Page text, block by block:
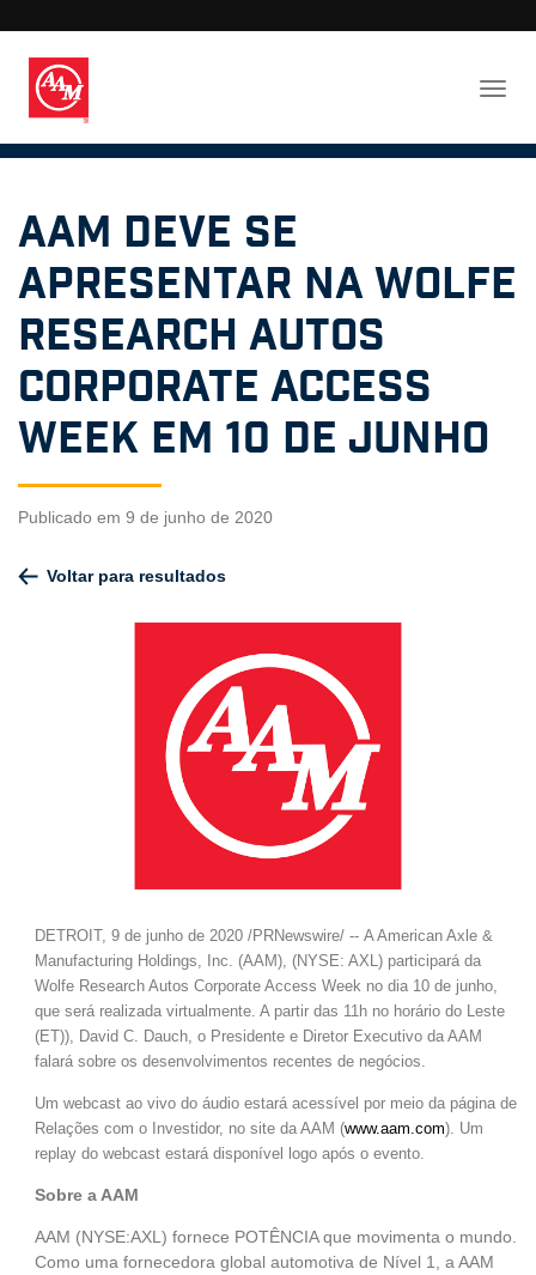
AAM deve se
apresentar na Wolfe
Research Autos
Corporate Access
Week em 10 de junho
Publicado em 9 de junho de 2020
Voltar para resultados
DETROIT, 9 de junho de 2020 /PRNewswire/ -- A American Axle &
Manufacturing Holdings, Inc. (AAM), (NYSE: AXL) participará da
Wolfe Research Autos Corporate Access Week no dia 10 de junho,
que será realizada virtualmente. A partir das 11h no horário do Leste
(ET)), David C. Dauch, o Presidente e Diretor Executivo da AAM
falará sobre os desenvolvimentos recentes de negócios.
Um webcast ao vivo do áudio estará acessível por meio da página de
Relações com o Investidor, no site da AAM (www.aam.com). Um
replay do webcast estará disponível logo após o evento.
Sobre a AAM
AAM (NYSE:AXL) fornece POTÊNCIA que movimenta o mundo.
Como uma fornecedora global automotiva de Nível 1, a AAM